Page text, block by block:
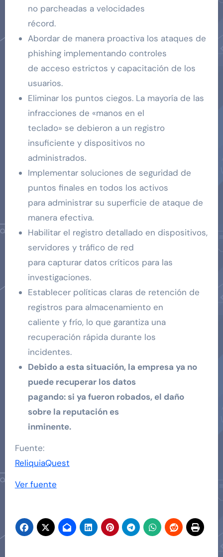
no parcheadas a velocidades
récord.
Abordar de manera proactiva los ataques de
phishing implementando controles
de acceso estrictos y capacitación de los
usuarios.
Eliminar los puntos ciegos. La mayoría de las
infracciones de «manos en el
teclado» se debieron a un registro
insuficiente y dispositivos no
administrados.
Implementar soluciones de seguridad de
puntos finales en todos los activos
para administrar su superficie de ataque de
manera efectiva.
Habilitar el registro detallado en dispositivos,
servidores y tráfico de red
para capturar datos críticos para las
investigaciones.
Establecer políticas claras de retención de
registros para almacenamiento en
caliente y frío, lo que garantiza una
recuperación rápida durante los
incidentes.
Debido a esta situación, la empresa ya no
puede recuperar los datos
pagando: si ya fueron robados, el daño
sobre la reputación es
inminente.
Fuente:
ReliquiaQuest
Ver fuente